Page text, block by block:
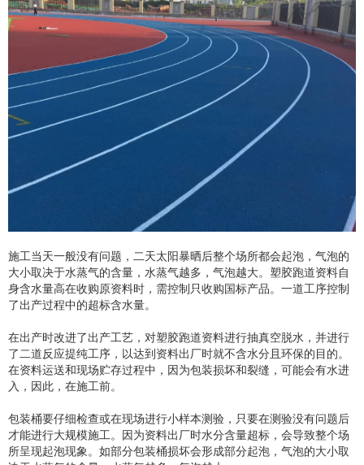
施工当天一般没有问题，二天太阳暴晒后整个场所都会起泡，气泡的
大小取决于水蒸气的含量，水蒸气越多，气泡越大。塑胶跑道资料自
身含水量高在收购原资料时，需控制只收购国标产品。一道工序控制
了出产过程中的超标含水量。
在出产时改进了出产工艺，对塑胶跑道资料进行抽真空脱水，并进行
了二道反应提纯工序，以达到资料出厂时就不含水分且环保的目的。
在资料运送和现场贮存过程中，因为包装损坏和裂缝，可能会有水进
入，因此，在施工前。
包装桶要仔细检查或在现场进行小样本测验，只要在测验没有问题后
才能进行大规模施工。因为资料出厂时水分含量超标，会导致整个场
所呈现起泡现象。如部分包装桶损坏会形成部分起泡，气泡的大小取